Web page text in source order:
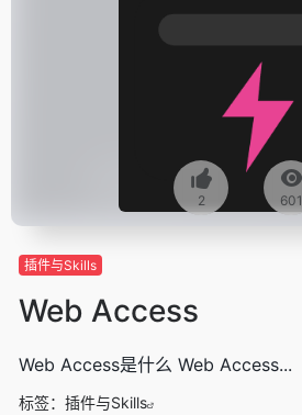
2 601
插件与Skills
Web Access
Web Access是什么 Web Access...
标签： 插件与Skills